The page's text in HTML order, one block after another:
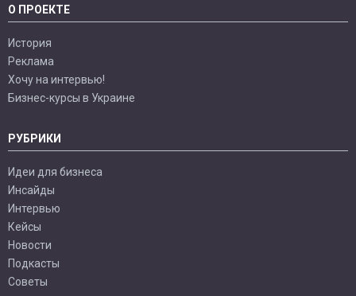
О ПРОЕКТЕ
История
Реклама
Хочу на интервью!
Бизнес-курсы в Украине
РУБРИКИ
Идеи для бизнеса
Инсайды
Интервью
Кейсы
Новости
Подкасты
Советы